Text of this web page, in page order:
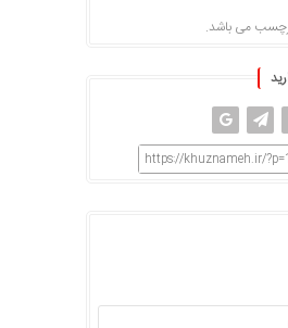
می باشد.
https://khuznameh.ir/